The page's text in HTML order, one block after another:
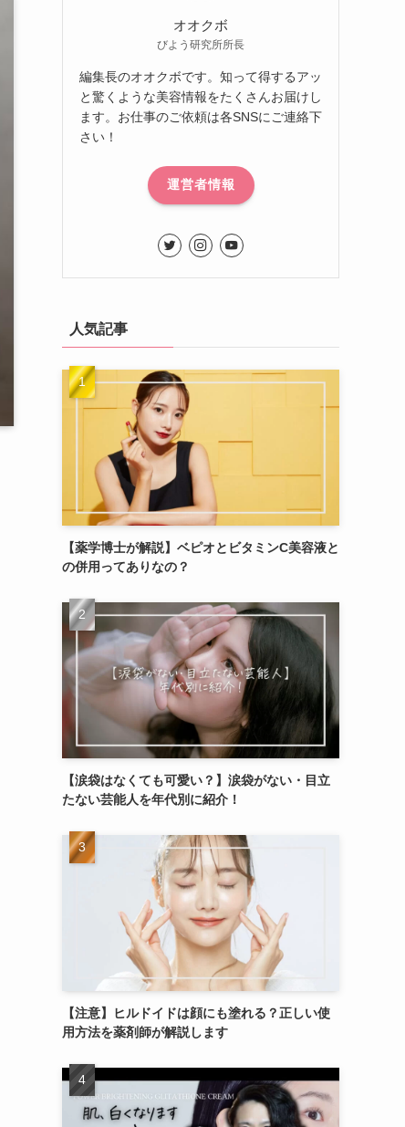
オオクボ
びよう研究所所長
編集長のオオクボです。知って得するアッ
と驚くような美容情報をたくさんお届けし
ます。お仕事のご依頼は各SNSにご連絡下
さい！
運営者情報
人気記事
【薬学博士が解説】ベピオとビタミンC美容液と
の併用ってありなの？
【涙袋はなくても可愛い？】涙袋がない・目立
たない芸能人を年代別に紹介！
【注意】ヒルドイドは顔にも塗れる？正しい使
用方法を薬剤師が解説します